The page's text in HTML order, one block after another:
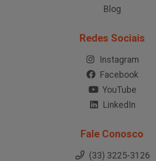
Blog
Redes Sociais
Instagram
Facebook
YouTube
LinkedIn
Fale Conosco
(33) 3225-3126